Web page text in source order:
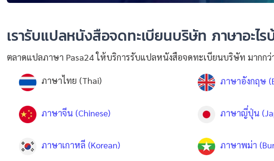
เรารับแปลหนังสือจดทะเบียนบริษัท ภาษาอะไร
ตลาดแปลภาษา Pasa24 ให้บริการรับแปลหนังสือจดทะเบียนบริษัท มากก
ภาษาไทย (Thai) ภาษาอังกฤษ
ภาษาจีน (Chinese) ภาษาญี่ปุ่น
ภาษาเกาหลี (Korean) ภาษาพม่า